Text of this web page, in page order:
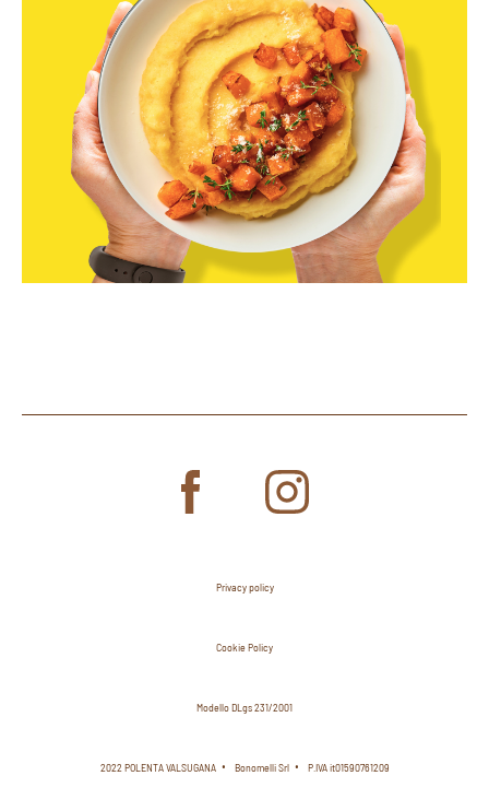
Privacy policy
Cookie Policy
Modello DLgs 231/2001
2022 POLENTA VALSUGANA Bonomelli Srl P.IVA it01590761209